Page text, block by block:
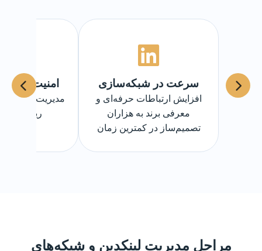
سرعت در شبکه‌سازی
افزایش ارتباطات حرفه‌ای و
معرفی برند به هزاران
تصمیم‌ساز در کمترین زمان
امنیت و
مدیریت محتوا و
ریسک
مراحل مدیریت لینکدین و شبکه‌های